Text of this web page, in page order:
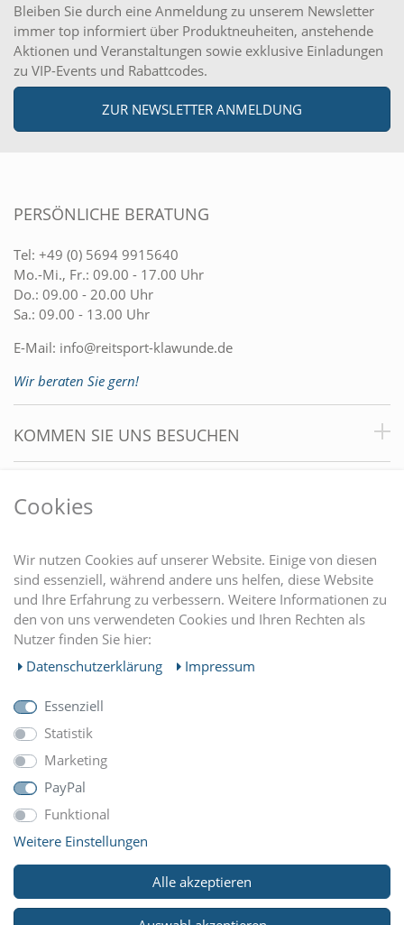
Bleiben Sie durch eine Anmeldung zu unserem Newsletter
immer top informiert über Produktneuheiten, anstehende
Aktionen und Veranstaltungen sowie exklusive Einladungen
zu VIP-Events und Rabattcodes.
ZUR NEWSLETTER ANMELDUNG
PERSÖNLICHE BERATUNG
Tel: +49 (0) 5694 9915640
Mo.-Mi., Fr.: 09.00 - 17.00 Uhr
Do.: 09.00 - 20.00 Uhr
Sa.: 09.00 - 13.00 Uhr
E-Mail: info@reitsport-klawunde.de
Wir beraten Sie gern!
KOMMEN SIE UNS BESUCHEN
EINKAUFEN
MEIN KONTO
UNTERNEHMEN
ZAHLUNGARTEN
WIR VERSCHICKEN MIT
Cookies
Wir nutzen Cookies auf unserer Website. Einige von diesen
sind essenziell, während andere uns helfen, diese Website
und Ihre Erfahrung zu verbessern. Weitere Informationen zu
den von uns verwendeten Cookies und Ihren Rechten als
Nutzer finden Sie hier:
Daten­schutz­erklärung
Impressum
Essenziell
Statistik
Marketing
PayPal
Funktional
Weitere Einstellungen
Alle akzeptieren